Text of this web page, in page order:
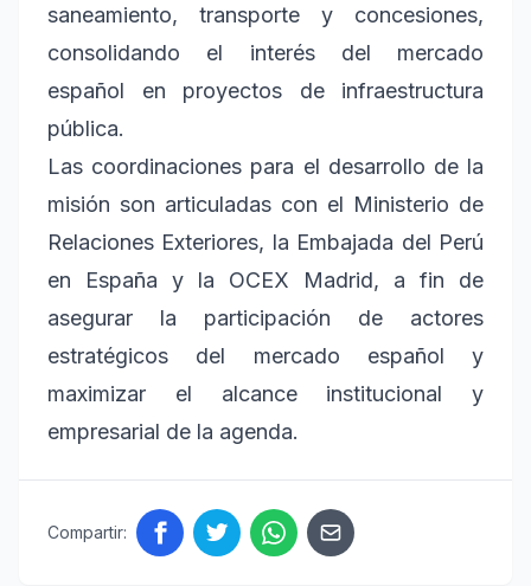
saneamiento, transporte y concesiones,
consolidando el interés del mercado
español en proyectos de infraestructura
pública.
Las coordinaciones para el desarrollo de la
misión son articuladas con el Ministerio de
Relaciones Exteriores, la Embajada del Perú
en España y la OCEX Madrid, a fin de
asegurar la participación de actores
estratégicos del mercado español y
maximizar el alcance institucional y
empresarial de la agenda.
Compartir: